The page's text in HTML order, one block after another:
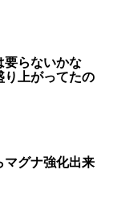
要らないかな
り上がってたの
マグナ強化出来